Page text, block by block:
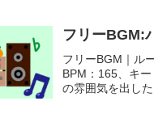
フリーBGM:
フリーBGM｜ル
BPM：165、キ
の雰囲気を出し